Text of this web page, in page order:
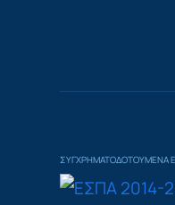
ΣΥΓΧΡΗΜΑΤΟΔΟΤΟΥΜΕΝΑ